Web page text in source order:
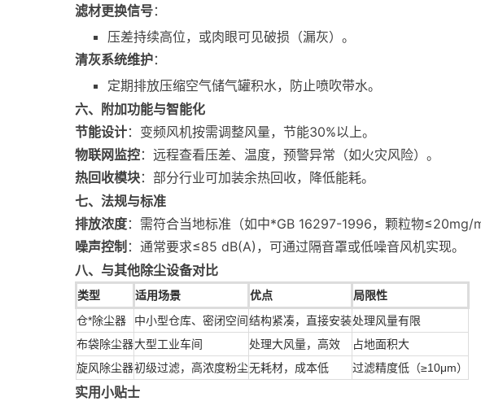
滤材更换信号：
压差持续高位，或肉眼可见破损（漏灰）。
清灰系统维护：
定期排放压缩空气储气罐积水，防止喷吹带水。
六、附加功能与智能化
节能设计：变频风机按需调整风量，节能30%以上。
物联网监控：远程查看压差、温度，预警异常（如火灾风险）。
热回收模块：部分行业可加装余热回收，降低能耗。
七、法规与标准
排放浓度：需符合当地标准（如中*GB 16297-1996，颗粒物≤20mg/
噪声控制 ：通常要求≤85 dB(A)，可通过隔音罩或低噪音风机实现。
八、与其他除尘设备对比
类型 适用场景 优点
局限性
仓*除尘器
中小型仓库、密闭空间结构紧凑，直接安装处理风量有限
布袋除尘器大型工业车间 处理大风量，高效
占地面积大
旋风除尘器初级过滤，高浓度粉尘无耗材，成本低 过滤精度低（≥10μm）
实用小贴士